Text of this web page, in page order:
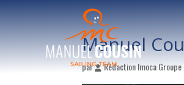
Manuel
par Rédaction Imoca